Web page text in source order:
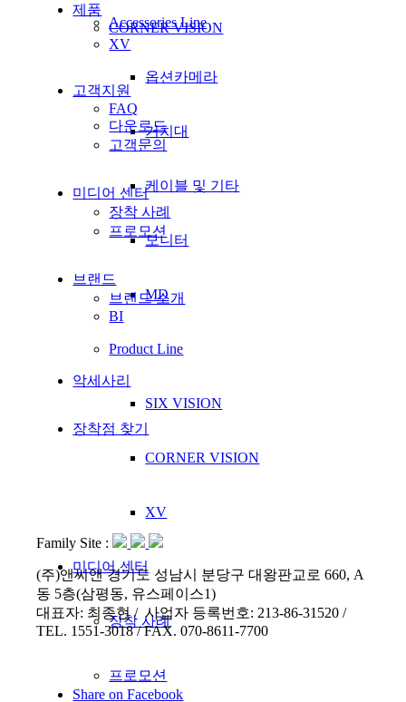
Accessories Line
옵션카메라
거치대
케이블 및 기타
모니터
MD
Product Line
SIX VISION
CORNER VISION
XV
미디어 센터
장착 사례
프로모션
제품
CORNER VISION
XV
고객지원
FAQ
다운로드
고객문의
미디어 센터
장착 사례
프로모션
브랜드
브랜드 소개
BI
악세사리
장착점 찾기
Family Site :
(주)앤씨앤 경기도 성남시 분당구 대왕판교로 660, A
동 5층(삼평동, 유스페이스1)
대표자: 최종현 / 사업자 등록번호: 213-86-31520 /
TEL. 1551-3018 / FAX. 070-8611-7700
Share on Facebook